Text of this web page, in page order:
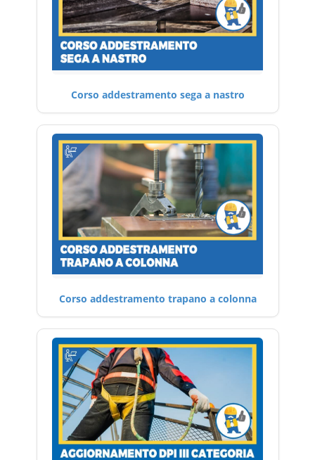
Corso addestramento sega a nastro
Corso addestramento trapano a colonna